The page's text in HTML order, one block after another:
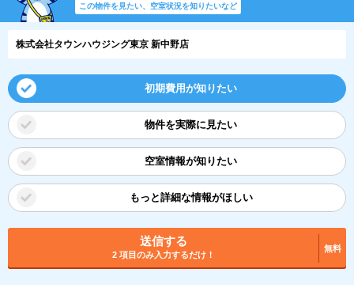
この物件を見たい、空室状況を知りたいなど
株式会社タウンハウジング東京 新中野店
初期費用が知りたい
物件を実際に見たい
空室情報が知りたい
もっと詳細な情報がほしい
送信する
2 項目のみ入力するだけ！
無料